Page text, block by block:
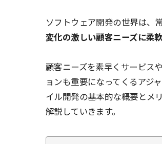
ソフトウェア開発の世界は、
変化の激しい顧客ニーズに柔
顧客ニーズを素早くサービス
ョンも重要になってくるアジ
イル開発の基本的な概要とメ
解説していきます。